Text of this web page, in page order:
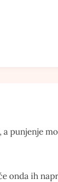
punjenje
onda ih